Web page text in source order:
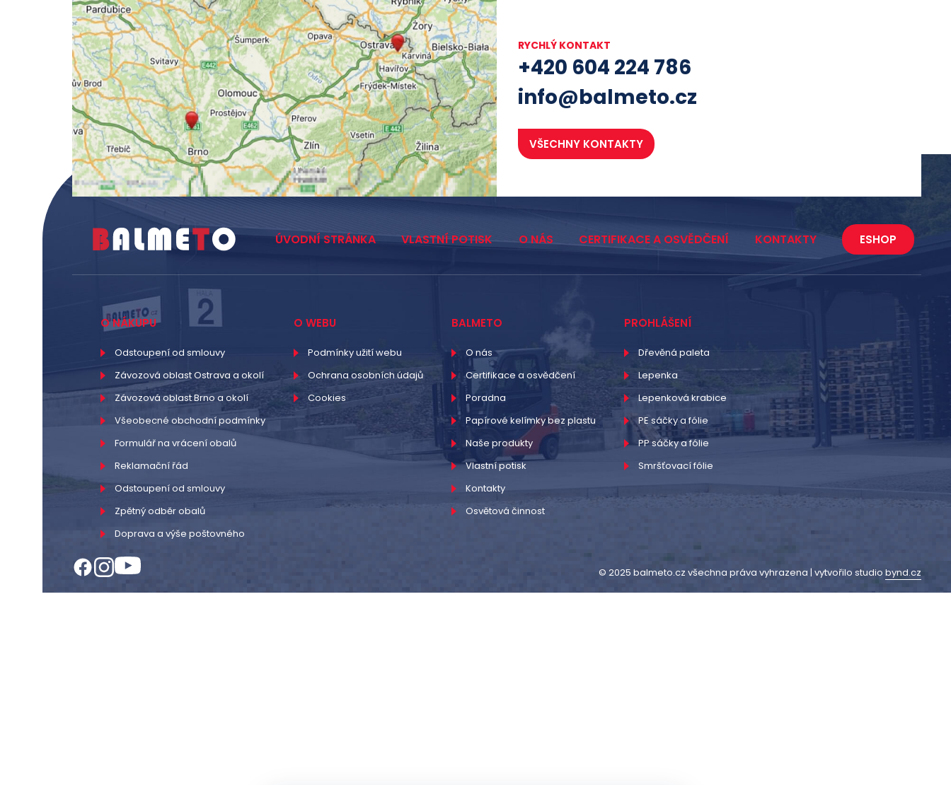
RYCHLÝ KONTAKT
+420 604 224 786
info@balmeto.cz
VŠECHNY KONTAKTY
ÚVODNÍ STRÁNKA VLASTNÍ POTISK O NÁS CERTIFIKACE A OSVĚDČENÍ KONTAKTY ESHOP
O NÁKUPU
Odstoupení od smlouvy
Závozová oblast Ostrava a okolí
Závozová oblast Brno a okolí
Všeobecné obchodní podmínky
Formulář na vrácení obalů
Reklamační řád
Odstoupení od smlouvy
Zpětný odběr obalů
Doprava a výše poštovného
O WEBU
Podmínky užití webu
Ochrana osobních údajů
Cookies
BALMETO
O nás
Certifikace a osvědčení
Poradna
Papírové kelímky bez plastu
Naše produkty
Vlastní potisk
Kontakty
Osvětová činnost
PROHLÁŠENÍ
Dřevěná paleta
Lepenka
Lepenková krabice
PE sáčky a fólie
PP sáčky a fólie
Smršťovací fólie
© 2025 balmeto.cz všechna práva vyhrazena | vytvořilo studio bynd.cz